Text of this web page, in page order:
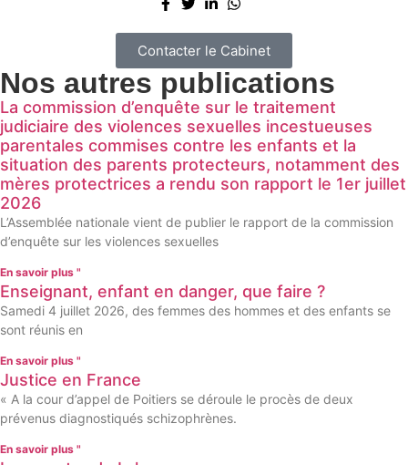
Contacter le Cabinet
Nos autres publications
La commission d’enquête sur le traitement
judiciaire des violences sexuelles incestueuses
parentales commises contre les enfants et la
situation des parents protecteurs, notamment des
mères protectrices a rendu son rapport le 1er juillet
2026
L’Assemblée nationale vient de publier le rapport de la commission
d’enquête sur les violences sexuelles
En savoir plus "
Enseignant, enfant en danger, que faire ?
Samedi 4 juillet 2026, des femmes des hommes et des enfants se
sont réunis en
En savoir plus "
Justice en France
« A la cour d’appel de Poitiers se déroule le procès de deux
prévenus diagnostiqués schizophrènes.
En savoir plus "